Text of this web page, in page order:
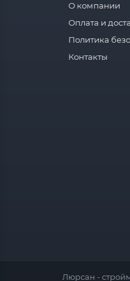
О компании
Оплата и
Политика
Контакты
Люрсан -